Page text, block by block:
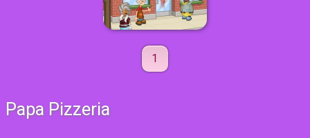
1
Papa Pizzeria